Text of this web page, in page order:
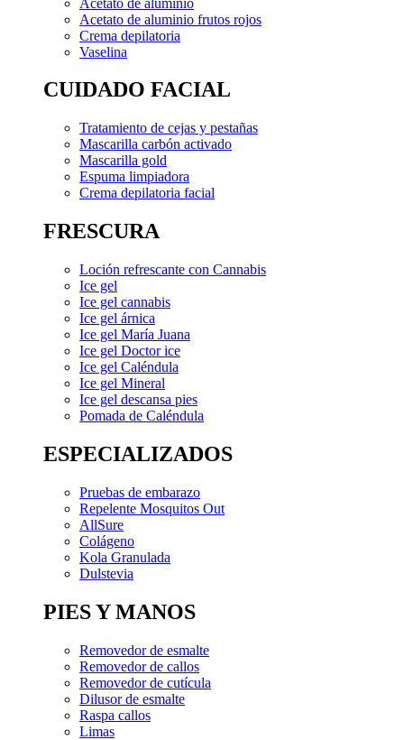
Acetato de aluminio frutos rojos
Crema depilatoria
Vaselina
CUIDADO FACIAL
Tratamiento de cejas y pestañas
Mascarilla carbón activado
Mascarilla gold
Espuma limpiadora
Crema depilatoria facial
FRESCURA
Loción refrescante con Cannabis
Ice gel
Ice gel cannabis
Ice gel árnica
Ice gel María Juana
Ice gel Doctor ice
Ice gel Caléndula
Ice gel Mineral
Ice gel descansa pies
Pomada de Caléndula
ESPECIALIZADOS
Pruebas de embarazo
Repelente Mosquitos Out
AllSure
Colágeno
Kola Granulada
Dulstevia
PIES Y MANOS
Removedor de esmalte
Removedor de callos
Removedor de cutícula
Dilusor de esmalte
Raspa callos
Limas